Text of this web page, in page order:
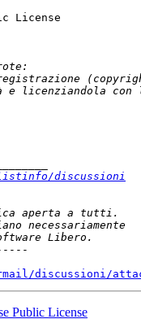
License
discussioni
Public License